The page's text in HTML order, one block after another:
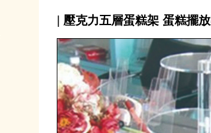
壓克力五層蛋糕架 蛋糕擺